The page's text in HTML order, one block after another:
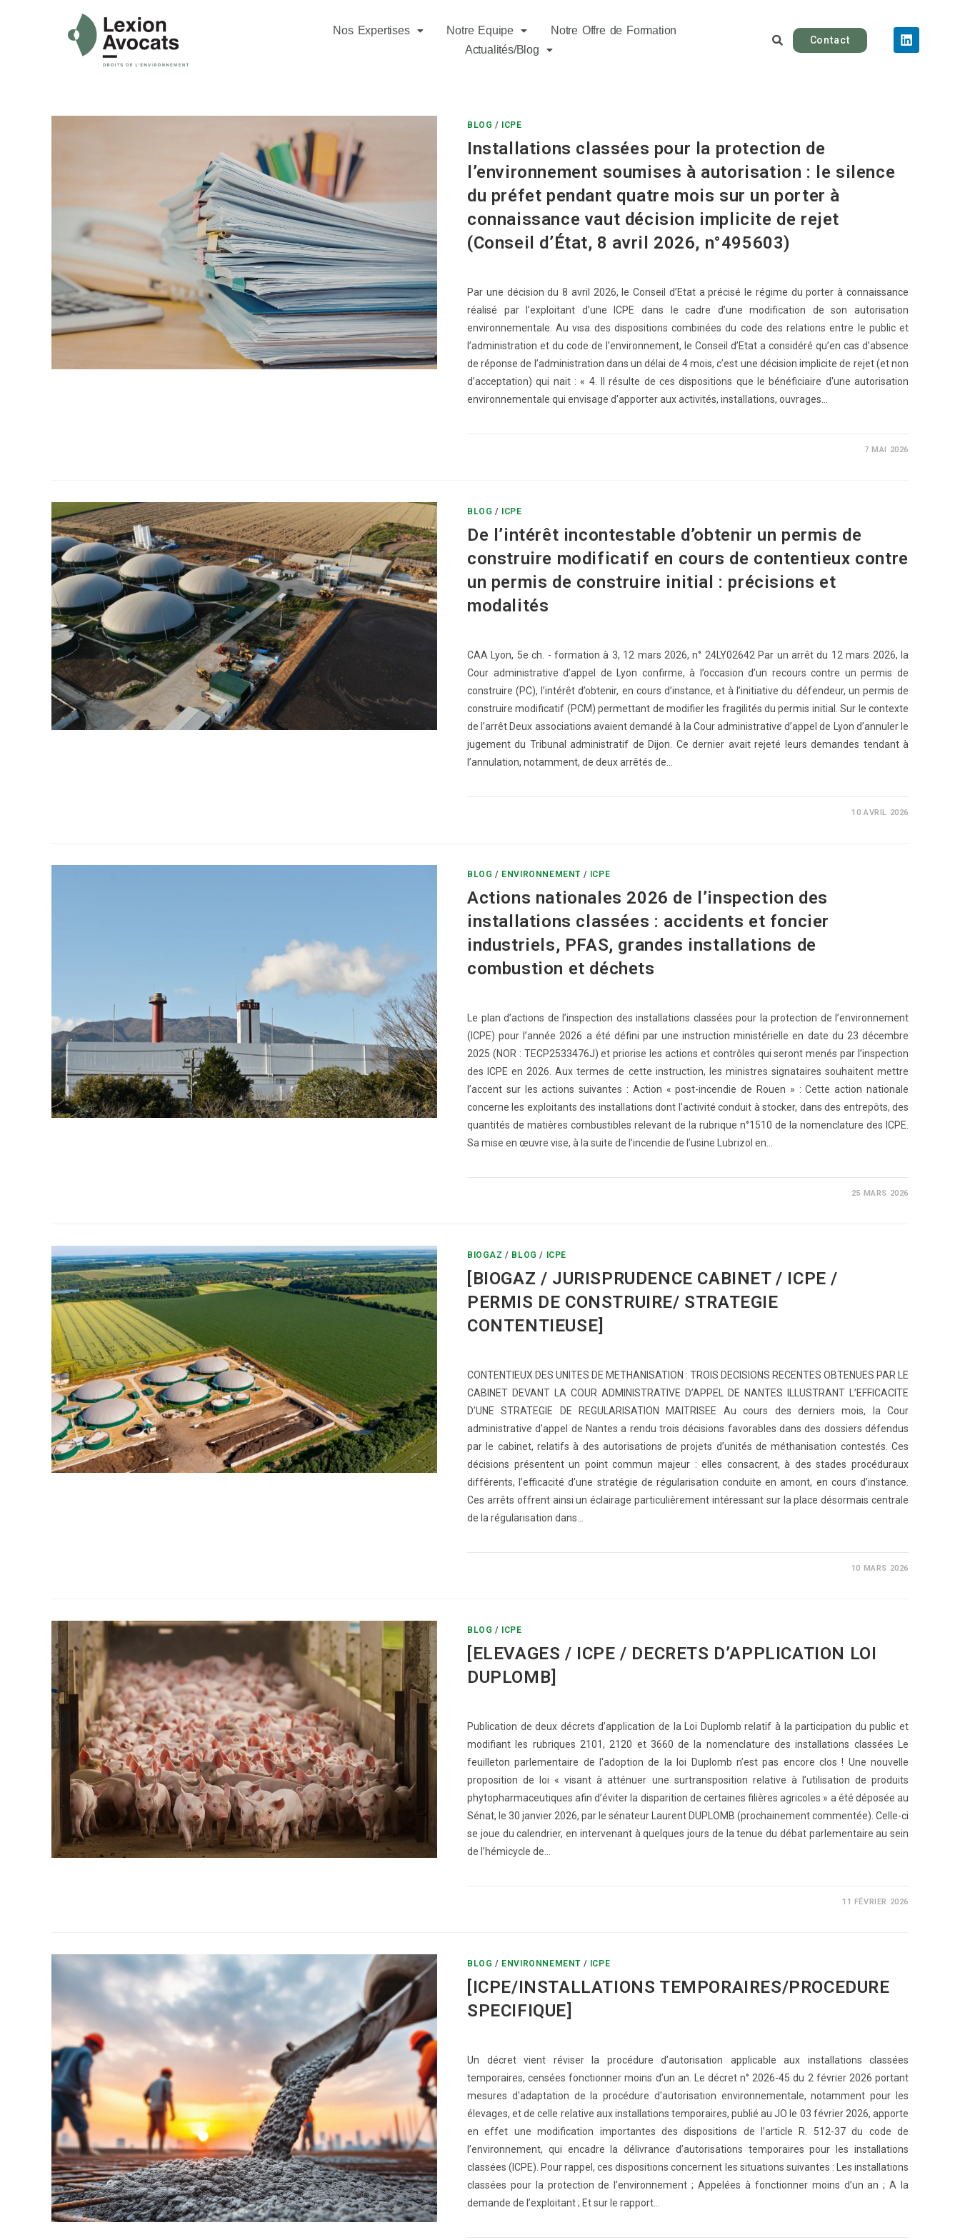
Nos Expertises Notre Equipe
Notre Offre de Formation
Actualités/Blog
Contact
BLOG / ICPE
Installations classées pour la protection de
l’environnement soumises à autorisation : le silence
du préfet pendant quatre mois sur un porter à
connaissance vaut décision implicite de rejet
(Conseil d’État, 8 avril 2026, n°495603)
Par une décision du 8 avril 2026, le Conseil d’Etat a précisé le régime du porter à connaissance
réalisé par l’exploitant d’une ICPE dans le cadre d’une modification de son autorisation
environnementale. Au visa des dispositions combinées du code des relations entre le public et
l’administration et du code de l’environnement, le Conseil d’Etat a considéré qu’en cas d’absence
de réponse de l’administration dans un délai de 4 mois, c’est une décision implicite de rejet (et non
d’acceptation) qui nait : « 4. Il résulte de ces dispositions que le bénéficiaire d'une autorisation
environnementale qui envisage d'apporter aux activités, installations, ouvrages…
7 MAI 2026
BLOG / ICPE
De l’intérêt incontestable d’obtenir un permis de
construire modificatif en cours de contentieux contre
un permis de construire initial : précisions et
modalités
CAA Lyon, 5e ch. - formation à 3, 12 mars 2026, n° 24LY02642 Par un arrêt du 12 mars 2026, la
Cour administrative d’appel de Lyon confirme, à l’occasion d’un recours contre un permis de
construire (PC), l’intérêt d’obtenir, en cours d’instance, et à l’initiative du défendeur, un permis de
construire modificatif (PCM) permettant de modifier les fragilités du permis initial. Sur le contexte
de l’arrêt Deux associations avaient demandé à la Cour administrative d’appel de Lyon d’annuler le
jugement du Tribunal administratif de Dijon. Ce dernier avait rejeté leurs demandes tendant à
l’annulation, notamment, de deux arrêtés de…
10 AVRIL 2026
BLOG / ENVIRONNEMENT / ICPE
Actions nationales 2026 de l’inspection des
installations classées : accidents et foncier
industriels, PFAS, grandes installations de
combustion et déchets
Le plan d’actions de l’inspection des installations classées pour la protection de l’environnement
(ICPE) pour l’année 2026 a été défini par une instruction ministérielle en date du 23 décembre
2025 (NOR : TECP2533476J) et priorise les actions et contrôles qui seront menés par l’inspection
des ICPE en 2026. Aux termes de cette instruction, les ministres signataires souhaitent mettre
l’accent sur les actions suivantes : Action « post-incendie de Rouen » : Cette action nationale
concerne les exploitants des installations dont l'activité conduit à stocker, dans des entrepôts, des
quantités de matières combustibles relevant de la rubrique n°1510 de la nomenclature des ICPE.
Sa mise en œuvre vise, à la suite de l’incendie de l’usine Lubrizol en…
25 MARS 2026
BIOGAZ / BLOG / ICPE
[BIOGAZ / JURISPRUDENCE CABINET / ICPE /
PERMIS DE CONSTRUIRE/ STRATEGIE
CONTENTIEUSE]
CONTENTIEUX DES UNITES DE METHANISATION : TROIS DECISIONS RECENTES OBTENUES PAR LE
CABINET DEVANT LA COUR ADMINISTRATIVE D’APPEL DE NANTES ILLUSTRANT L’EFFICACITE
D’UNE STRATEGIE DE REGULARISATION MAITRISEE Au cours des derniers mois, la Cour
administrative d'appel de Nantes a rendu trois décisions favorables dans des dossiers défendus
par le cabinet, relatifs à des autorisations de projets d’unités de méthanisation contestés. Ces
décisions présentent un point commun majeur : elles consacrent, à des stades procéduraux
différents, l’efficacité d’une stratégie de régularisation conduite en amont, en cours d’instance.
Ces arrêts offrent ainsi un éclairage particulièrement intéressant sur la place désormais centrale
de la régularisation dans…
10 MARS 2026
BLOG / ICPE
[ELEVAGES / ICPE / DECRETS D’APPLICATION LOI
DUPLOMB]
Publication de deux décrets d’application de la Loi Duplomb relatif à la participation du public et
modifiant les rubriques 2101, 2120 et 3660 de la nomenclature des installations classées Le
feuilleton parlementaire de l'adoption de la loi Duplomb n’est pas encore clos ! Une nouvelle
proposition de loi « visant à atténuer une surtransposition relative à l’utilisation de produits
phytopharmaceutiques afin d’éviter la disparition de certaines filières agricoles » a été déposée au
Sénat, le 30 janvier 2026, par le sénateur Laurent DUPLOMB (prochainement commentée). Celle-ci
se joue du calendrier, en intervenant à quelques jours de la tenue du débat parlementaire au sein
de l’hémicycle de…
11 FÉVRIER 2026
BLOG / ENVIRONNEMENT / ICPE
[ICPE/INSTALLATIONS TEMPORAIRES/PROCEDURE
SPECIFIQUE]
Un décret vient réviser la procédure d’autorisation applicable aux installations classées
temporaires, censées fonctionner moins d’un an. Le décret n° 2026-45 du 2 février 2026 portant
mesures d'adaptation de la procédure d'autorisation environnementale, notamment pour les
élevages, et de celle relative aux installations temporaires, publié au JO le 03 février 2026, apporte
en effet une modification importantes des dispositions de l’article R. 512-37 du code de
l’environnement, qui encadre la délivrance d’autorisations temporaires pour les installations
classées (ICPE). Pour rappel, ces dispositions concernent les situations suivantes : Les installations
classées pour la protection de l’environnement ; Appelées à fonctionner moins d’un an ; A la
demande de l’exploitant ; Et sur le rapport…